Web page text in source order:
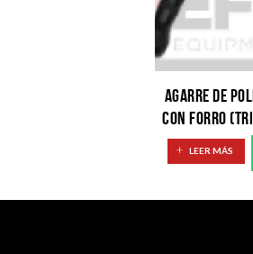
AGARRE DE
CON FORRO
LEER MÁS